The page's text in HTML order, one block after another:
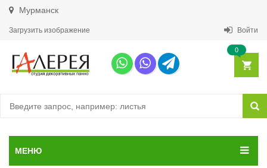
Мурманск
Загрузить изображение Войти
0
МЕНЮ